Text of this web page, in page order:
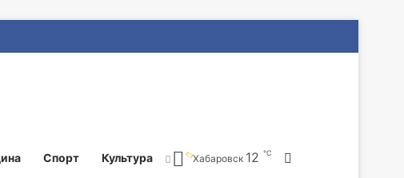
Спорт Культура Хабаровск 12 ℃